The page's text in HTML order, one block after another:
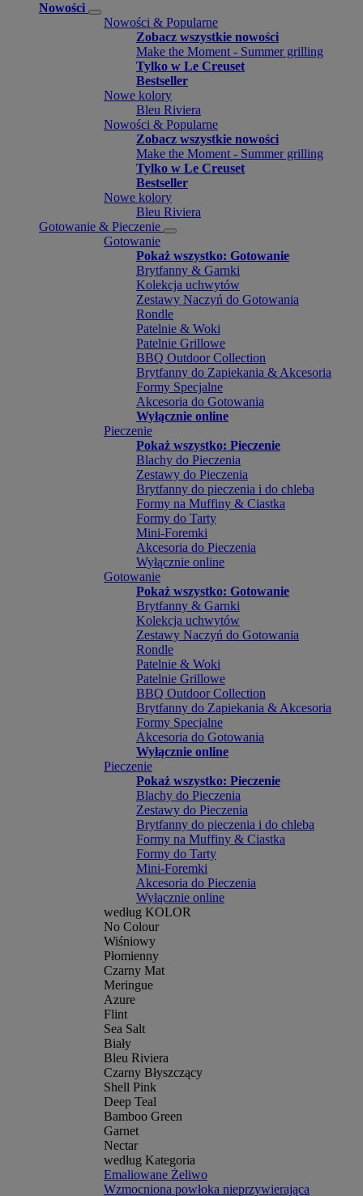
Nowości
Nowości & Popularne
Zobacz wszystkie nowości
Make the Moment - Summer grilling
Tylko w Le Creuset
Bestseller
Nowe kolory
Bleu Riviera
Nowości & Popularne
Zobacz wszystkie nowości
Make the Moment - Summer grilling
Tylko w Le Creuset
Bestseller
Nowe kolory
Bleu Riviera
Gotowanie & Pieczenie
Gotowanie
Pokaż wszystko: Gotowanie
Brytfanny & Garnki
Kolekcja uchwytów
Zestawy Naczyń do Gotowania
Rondle
Patelnie & Woki
Patelnie Grillowe
BBQ Outdoor Collection
Brytfanny do Zapiekania & Akcesoria
Formy Specjalne
Akcesoria do Gotowania
Wyłącznie online
Pieczenie
Pokaż wszystko: Pieczenie
Blachy do Pieczenia
Zestawy do Pieczenia
Brytfanny do pieczenia i do chleba
Formy na Muffiny & Ciastka
Formy do Tarty
Mini-Foremki
Akcesoria do Pieczenia
Wyłącznie online
Gotowanie
Pokaż wszystko: Gotowanie
Brytfanny & Garnki
Kolekcja uchwytów
Zestawy Naczyń do Gotowania
Rondle
Patelnie & Woki
Patelnie Grillowe
BBQ Outdoor Collection
Brytfanny do Zapiekania & Akcesoria
Formy Specjalne
Akcesoria do Gotowania
Wyłącznie online
Pieczenie
Pokaż wszystko: Pieczenie
Blachy do Pieczenia
Zestawy do Pieczenia
Brytfanny do pieczenia i do chleba
Formy na Muffiny & Ciastka
Formy do Tarty
Mini-Foremki
Akcesoria do Pieczenia
Wyłącznie online
według KOLOR
No Colour
Wiśniowy
Płomienny
Czarny Mat
Meringue
Azure
Flint
Sea Salt
Biały
Bleu Riviera
Czarny Błyszczący
Shell Pink
Deep Teal
Bamboo Green
Garnet
Nectar
według Kategoria
Emaliowane Żeliwo
Wzmocniona powłoka nieprzywierająca